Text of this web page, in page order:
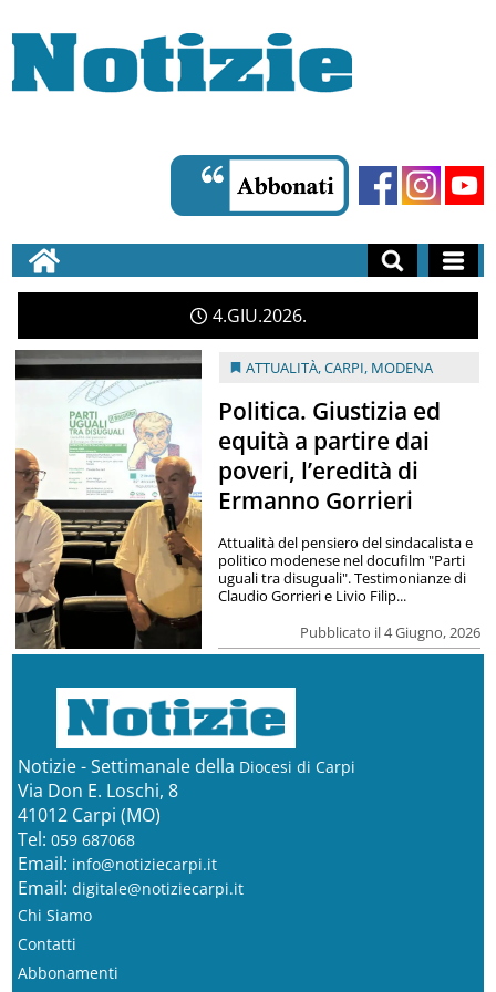
4 GIU 2026
ATTUALITÀ,CARPI, MODENA
Politica. Giustizia ed
equità a partire dai
poveri, l’eredità di
Ermanno Gorrieri
Pubblicato il 4 Giugno, 2026
Attualità del pensiero del sindacalista e
politico modenese nel docufilm "Parti
uguali tra disuguali". Testimonianze di
Claudio Gorrieri e Livio Filip...
Notizie - Settimanale della Diocesi di Carpi
Via Don E. Loschi, 8
41012 Carpi (MO)
Tel: 059 687068
Email: info@notiziecarpi.it
Email: digitale@notiziecarpi.it
Chi Siamo
Contatti
Abbonamenti